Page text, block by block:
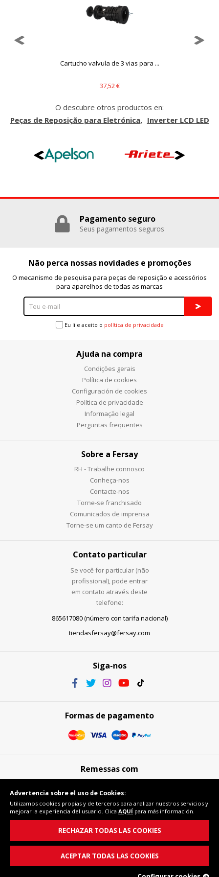
Cartucho valvula de 3 vias para ...
37,52 €
O descubre otros productos en:
Peças de Reposição para Eletrónica
Inverter LCD LED
Pagamento seguro
Seus pagamentos seguros
Não perca nossas novidades e promoções
O mecanismo de pesquisa para peças de reposição e acessórios
para aparelhos de todas as marcas
Eu li e aceito o política de privacidade
Ajuda na compra
Condições gerais
Política de cookies
Configuración de cookies
Política de privacidade
Informação legal
Perguntas frequentes
Sobre a Fersay
RH - Trabalhe connosco
Conheça-nos
Contacte-nos
Torne-se franchisado
Comunicados de imprensa
Torne-se um canto de Fersay
Contato particular
Se você for particular (não
profissional), pode entrar
em contato através deste
telefone:
865617080 (número con tarifa nacional)
tiendasfersay@fersay.com
Siga-nos
Formas de pagamento
Remessas com
Compra segura
Advertencia sobre el uso de Cookies:
Utilizamos cookies propias y de terceros para analizar nuestros servicios y
mejorar la experiencia del usuario. Clica AQUÍ para más información.
RECHAZAR TODAS LAS COOKIES
ACEPTAR TODAS LAS COOKIES
que se basan en la identificación única de su navegador y
dispositivo de Internet.
Puedes volver a configurar tus cookies desde la sección
"Configuración de cookies" al pie de la página. También puedes